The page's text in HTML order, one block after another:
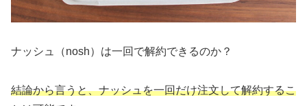
ナッシュ（nosh）は一回で解約できるのか？
結論から言うと、ナッシュを一回だけ注文して解約するこ